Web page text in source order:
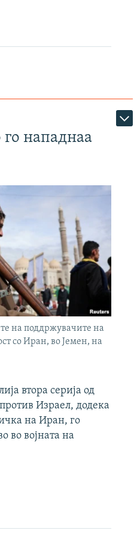
нападнаа
на поддржувачите на
со Иран, во Јемен, на
втора серија од
Израел, додека
на Иран, го
во војната на